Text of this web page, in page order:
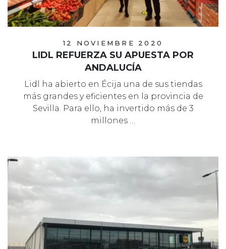
12 NOVIEMBRE 2020
LIDL REFUERZA SU APUESTA POR
ANDALUCÍA
Lidl ha abierto en Écija una de sus tiendas
más grandes y eficientes en la provincia de
Sevilla. Para ello, ha invertido más de 3
millones …